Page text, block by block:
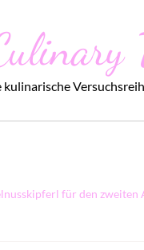
kulinarische
für den zweiten